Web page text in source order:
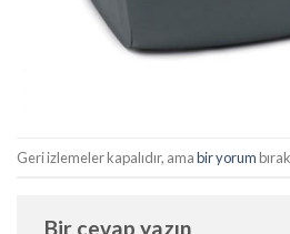
Geri izlemeler kapalıdır, amabir yorum
Bir cevap yazın